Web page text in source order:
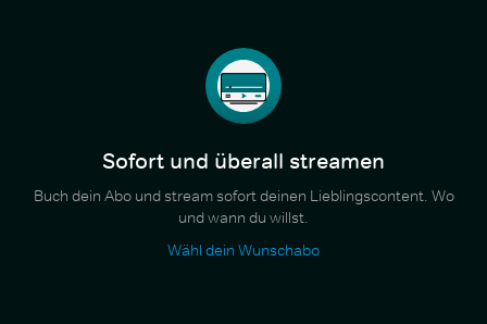
Sofort und überall streamen
Buch dein Abo und stream sofort deinen Lieblingscontent. Wo
und wann du willst.
Wähl dein Wunschabo